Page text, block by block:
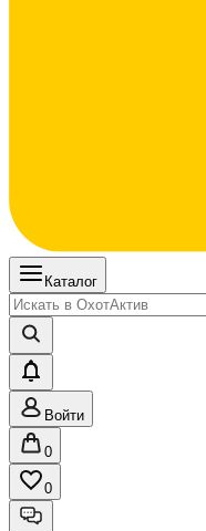
Каталог
Войти
0
0